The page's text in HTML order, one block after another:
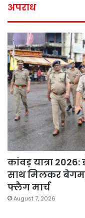
अपराध
कांवड़ यात्रा
साथ मिलकर
फ्लैग मार्च
August 7, 2026